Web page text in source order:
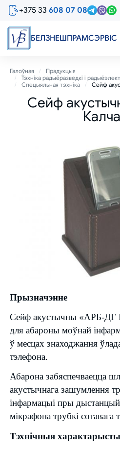
Перайсці
змесціва
+375 33 608 07 08
БЕЛЗНЕШПРАМСЭРВIС
Breadcrumb
Галоўная
Прадукцыя
Тэхніка радыёразведкі і
Спецыяльная тэхніка
Сейф
Сейф
Прызначэнне
Сейф акустычны «АРБ-ДГ
для абароны моўнай
ў месцах знаходжання
тэлефона.
Абарона забяспечваецца
акустычнага зашумлення
інфармацыі пры
мікрафона трубкі сотавага
Тэхнічныя